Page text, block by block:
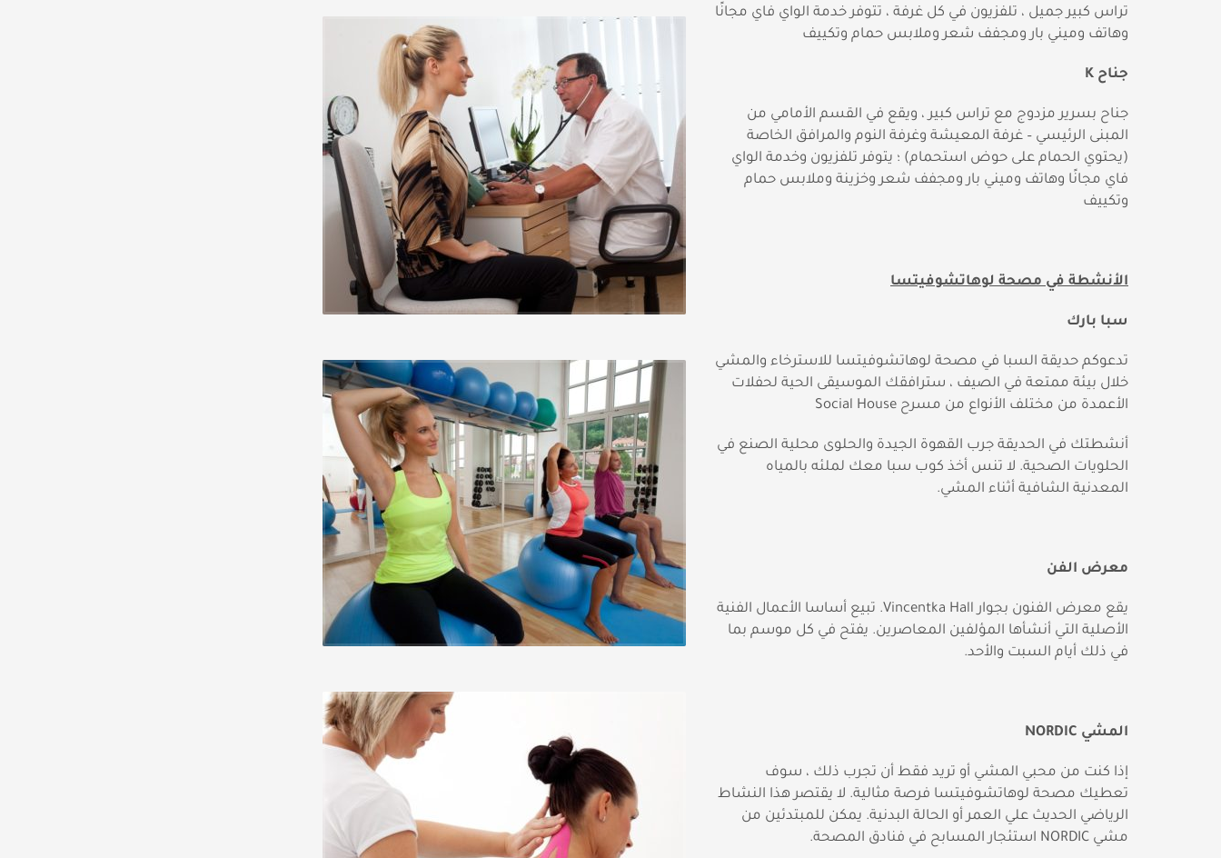
تراس كبير جميل ، تلفزيون في كل غرفة ، تتوفر خدمة الواي فاي مجانًا
وهاتف وميني بار ومجفف شعر وملابس حمام وتكييف
جناح K
جناح بسرير مزدوج مع تراس كبير ، ويقع في القسم الأمامي من
المبنى الرئيسي – غرفة المعيشة وغرفة النوم والمرافق الخاصة
(يحتوي الحمام على حوض استحمام) ؛ يتوفر تلفزيون وخدمة الواي
فاي مجانًا وهاتف وميني بار ومجفف شعر وخزينة وملابس حمام
وتكييف
الأنشطة في مصحة لوهاتشوفيتسا
سبا بارك
تدعوكم حديقة السبا في مصحة لوهاتشوفيتسا للاسترخاء والمشي
خلال بيئة ممتعة في الصيف ، سترافقك الموسيقى الحية لحفلات
الأعمدة من مختلف الأنواع من مسرح Social House
أنشطتك في الحديقة جرب القهوة الجيدة والحلوى محلية الصنع في
الحلويات الصحية. لا تنس أخذ كوب سبا معك لملئه بالمياه
المعدنية الشافية أثناء المشي.
معرض الفن
يقع معرض الفنون بجوار Vincentka Hall. تبيع أساسا الأعمال الفنية
الأصلية التي أنشأها المؤلفين المعاصرين. يفتح في كل موسم بما
في ذلك أيام السبت والأحد.
المشي NORDIC
إذا كنت من محبي المشي أو تريد فقط أن تجرب ذلك ، سوف
تعطيك مصحة لوهاتشوفيتسا فرصة مثالية. لا يقتصر هذا النشاط
الرياضي الحديث علي العمر أو الحالة البدنية. يمكن للمبتدئين من
مشي NORDIC استئجار المسابح في فنادق المصحة.